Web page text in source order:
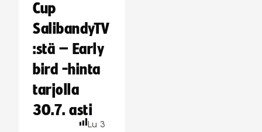
Cup
SalibandyTV
:stä – Early
bird -hinta
tarjolla
30.7. asti
Lu 3